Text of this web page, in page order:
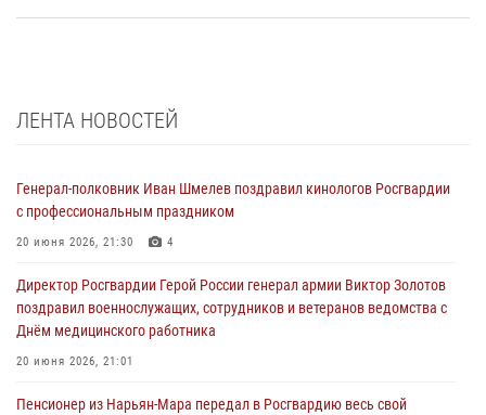
ЛЕНТА НОВОСТЕЙ
Генерал-полковник Иван Шмелев поздравил кинологов Росгвардии
с профессиональным праздником
20 июня 2026, 21:30 4
Директор Росгвардии Герой России генерал армии Виктор Золотов
поздравил военнослужащих, сотрудников и ветеранов ведомства с
Днём медицинского работника
20 июня 2026, 21:01
Пенсионер из Нарьян-Мара передал в Росгвардию весь свой